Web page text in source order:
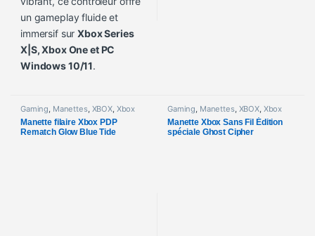
un gameplay fluide et
immersif surXbox Series
X|S, Xbox One et PC
Windows 10/11.
Gaming, Manettes, XBOX, Xbox
Manette filaire Xbox PDP
Rematch Glow Blue Tide
Gaming, Manettes, XBOX, Xbox
Manette Xbox Sans Fil Édition
spéciale Ghost Cipher